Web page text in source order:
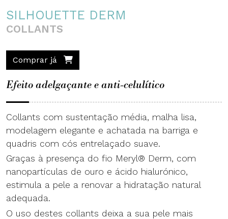
SILHOUETTE DERM
COLLANTS
Comprar já
Efeito adelgaçante e anti-celulítico
Collants com sustentação média, malha lisa,
modelagem elegante e achatada na barriga e
quadris com cós entrelaçado suave.
Graças à presença do fio Meryl® Derm, com
nanopartículas de ouro e ácido hialurónico,
estimula a pele a renovar a hidratação natural
adequada.
O uso destes collants deixa a sua pele mais